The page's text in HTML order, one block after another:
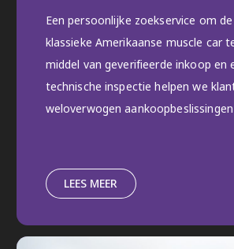
Een persoonlijke zoekservice om
klassieke Amerikaanse muscle car
middel van geverifieerde inkoop en
technische inspectie helpen we
weloverwogen
LEES MEER